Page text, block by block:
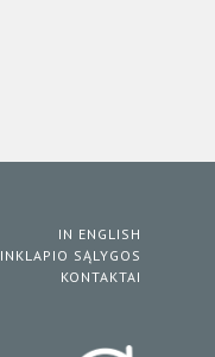
IN ENGLISH
SĄLYGOS
KONTAKTAI